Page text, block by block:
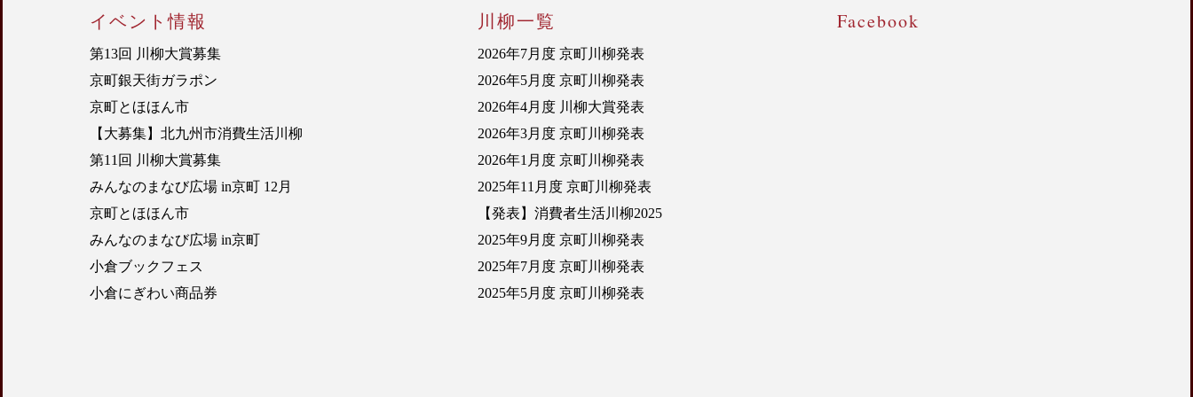
イベント情報
第13回 川柳大賞募集
京町銀天街ガラポン
京町とほほん市
【大募集】北九州市消費生活川柳
第11回 川柳大賞募集
みんなのまなび広場 in京町 12月
京町とほほん市
みんなのまなび広場 in京町
小倉ブックフェス
小倉にぎわい商品券
川柳一覧
2026年7月度 京町川柳発表
2026年5月度 京町川柳発表
2026年4月度 川柳大賞発表
2026年3月度 京町川柳発表
2026年1月度 京町川柳発表
2025年11月度 京町川柳発表
【発表】消費者生活川柳2025
2025年9月度 京町川柳発表
2025年7月度 京町川柳発表
2025年5月度 京町川柳発表
Facebook